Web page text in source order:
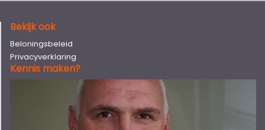
Bekijk ook
Beloningsbeleid
Privacyverklaring
Kennis maken?